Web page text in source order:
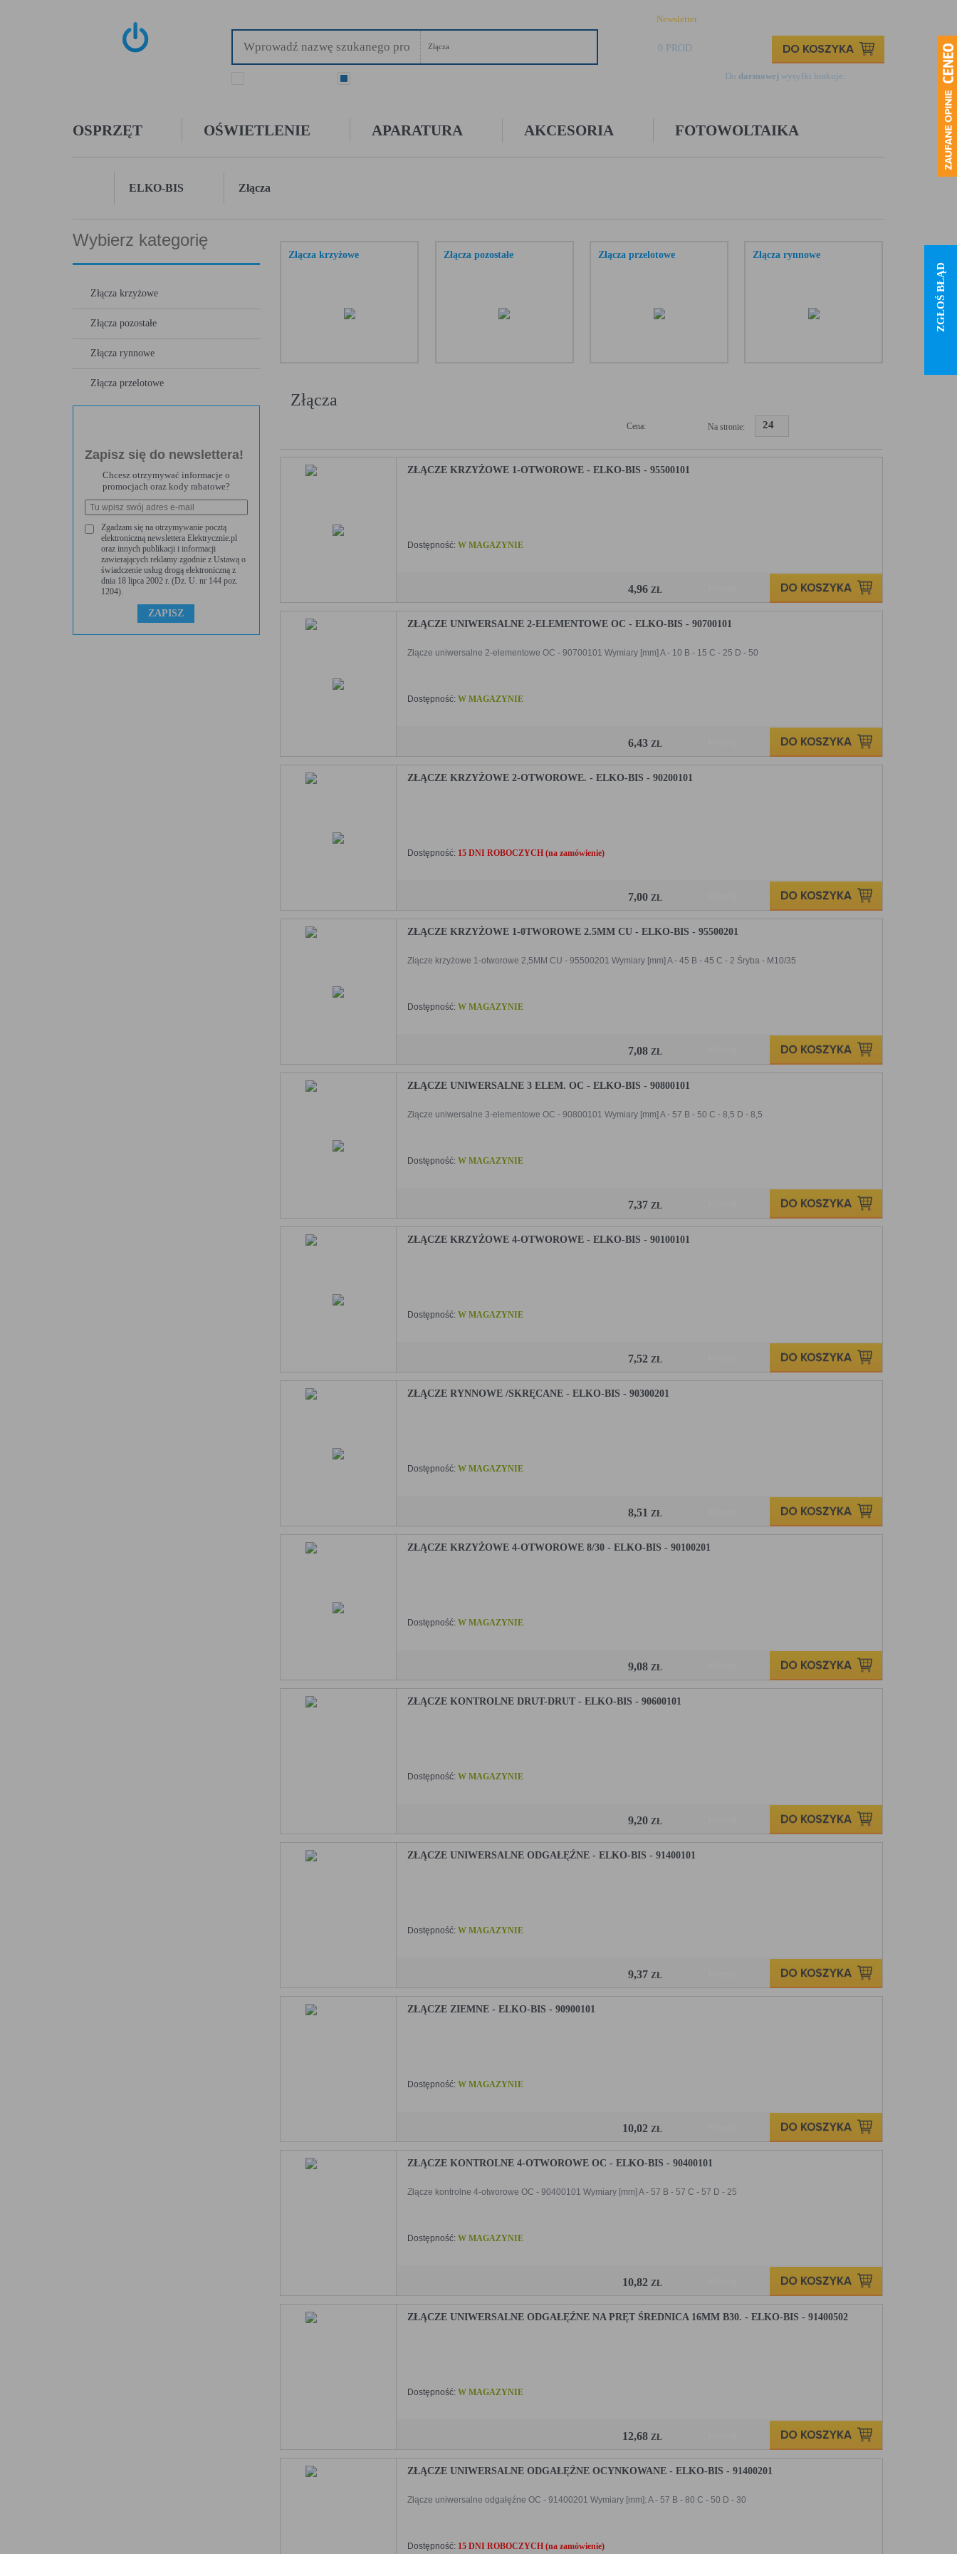
Złącza
Newsletter
0 PROD.
Do darmowej wysyłki brakuje:
OSPRZĘT OŚWIETLENIE APARATURA AKCESORIA FOTOWOLTAIKA
ELKO-BIS Złącza
Wybierz kategorię
Złącza krzyżowe
Złącza pozostałe
Złącza rynnowe
Złącza przelotowe
Zapisz się do newslettera!
Chcesz otrzymywać informacje o
promocjach oraz kody rabatowe?
Zgadzam się na otrzymywanie pocztą
elektroniczną newslettera Elektrycznie.pl
oraz innych publikacji i informacji
zawierających reklamy zgodnie z Ustawą o
świadczenie usług drogą elektroniczną z
dnia 18 lipca 2002 r. (Dz. U. nr 144 poz.
1204).
Złącza krzyżowe Złącza pozostałe Złącza przelotowe Złącza rynnowe
Złącza
Na stronie: 24
Cena:
ZŁĄCZE KRZYŻOWE 1-OTWOROWE - ELKO-BIS - 95500101
Dostępność:W MAGAZYNIE
4,96 ZŁ
ZŁĄCZE UNIWERSALNE 2-ELEMENTOWE OC - ELKO-BIS - 90700101
Złącze uniwersalne 2-elementowe OC - 90700101 Wymiary [mm] A - 10 B - 15 C - 25 D - 50
Dostępność:W MAGAZYNIE
6,43 ZŁ
ZŁĄCZE KRZYŻOWE 2-OTWOROWE. - ELKO-BIS - 90200101
Dostępność: 15 DNI ROBOCZYCH (na zamówienie)
7,00 ZŁ
ZŁĄCZE KRZYŻOWE 1-0TWOROWE 2.5MM CU - ELKO-BIS - 95500201
Złącze krzyżowe 1-otworowe 2,5MM CU - 95500201 Wymiary [mm] A - 45 B - 45 C - 2 Śryba - M10/35
Dostępność:W MAGAZYNIE
7,08 ZŁ
ZŁĄCZE UNIWERSALNE 3 ELEM. OC - ELKO-BIS - 90800101
Złącze uniwersalne 3-elementowe OC - 90800101 Wymiary [mm] A - 57 B - 50 C - 8,5 D - 8,5
Dostępność:W MAGAZYNIE
7,37 ZŁ
ZŁĄCZE KRZYŻOWE 4-OTWOROWE - ELKO-BIS - 90100101
Dostępność:W MAGAZYNIE
7,52 ZŁ
ZŁĄCZE RYNNOWE /SKRĘCANE - ELKO-BIS - 90300201
Dostępność:W MAGAZYNIE
8,51 ZŁ
ZŁĄCZE KRZYŻOWE 4-OTWOROWE 8/30 - ELKO-BIS - 90100201
Dostępność:W MAGAZYNIE
9,08 ZŁ
ZŁĄCZE KONTROLNE DRUT-DRUT - ELKO-BIS - 90600101
Dostępność:W MAGAZYNIE
9,20 ZŁ
ZŁĄCZE UNIWERSALNE ODGAŁĘŹNE - ELKO-BIS - 91400101
Dostępność:W MAGAZYNIE
9,37 ZŁ
ZŁĄCZE ZIEMNE - ELKO-BIS - 90900101
Dostępność:W MAGAZYNIE
10,02 ZŁ
ZŁĄCZE KONTROLNE 4-OTWOROWE OC - ELKO-BIS - 90400101
Złącze kontrolne 4-otworowe OC - 90400101 Wymiary [mm] A - 57 B - 57 C - 57 D - 25
Dostępność:W MAGAZYNIE
10,82 ZŁ
ZŁĄCZE UNIWERSALNE ODGAŁĘŹNE NA PRĘT ŚREDNICA 16MM B30. - ELKO-BIS - 91400502
Dostępność:W MAGAZYNIE
12,68 ZŁ
ZŁĄCZE UNIWERSALNE ODGAŁĘŹNE OCYNKOWANE - ELKO-BIS - 91400201
Złącze uniwersalne odgałęźne OC - 91400201 Wymiary [mm]: A - 57 B - 80 C - 50 D - 30
Dostępność: 15 DNI ROBOCZYCH (na zamówienie)
ZGŁOŚ BŁĄD